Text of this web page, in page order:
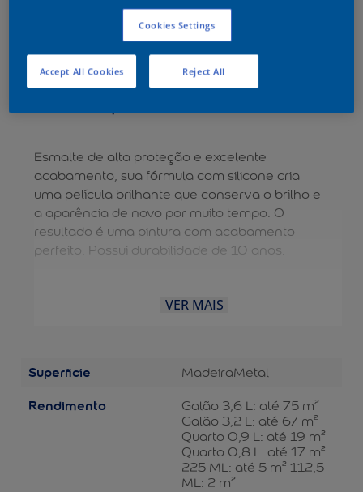
Esmalte de alta proteção e excelente
acabamento, sua fórmula com silicone cria
uma película brilhante que conserva o brilho e
a aparência de novo por muito tempo. O
resultado é uma pintura com acabamento
perfeito. Possui durabilidade de 10 anos.
VER MAIS
Superficie MadeiraMetal
Rendimento
Galão 3,6 L: até 75 m²
Galão 3,2 L: até 67 m²
Quarto 0,9 L: até 19 m²
Quarto 0,8 L: até 17 m²
225 ML: até 5 m² 112,5
ML: 2 m²
Cookies Settings
Reject All
Accept All Cookies